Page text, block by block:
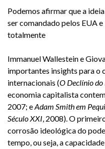
Podemos afirmar que a
ser comandado pelos EUA
totalmente
Immanuel Wallestein e
importantes insights para o
internacionais (O Declínio
economia capitalista
2007; eAdam Smith em
Século XXI, 2008). O
corrosão ideológica do
tempo, ou seja, a